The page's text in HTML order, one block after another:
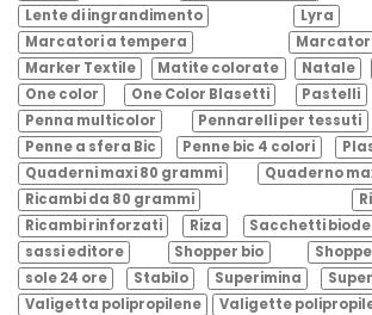
Lente di ingrandimento
Lyra
Marcatori a tempera
Marker Textile
Matite colorate Natale
One color
One Color Blasetti Pastelli
Penna multicolor
Pennarelli per tessuti
Penne a sfera Bic
Penne bic 4 colori
Quaderni maxi 80 grammi
Quaderno
Ricambi da 80 grammi
Ricambi rinforzati
Riza Sacchetti
sassi editore
Shopper bio
sole 24 ore
Stabilo Superimina
Valigetta polipropilene
Valigette